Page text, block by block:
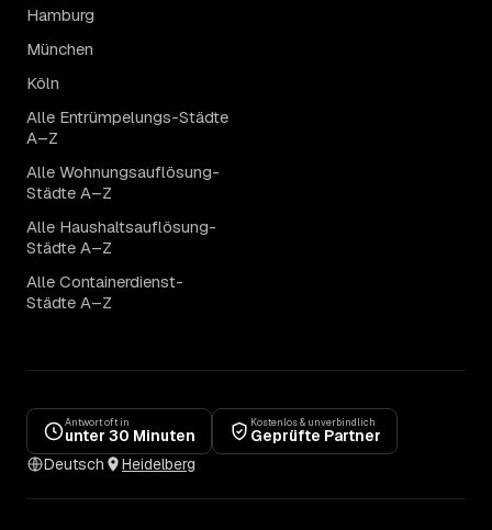
Hamburg
München
Köln
Alle Entrümpelungs-Städte
A–Z
Alle Wohnungsauflösung-
Städte A–Z
Alle Haushaltsauflösung-
Städte A–Z
Alle Containerdienst-
Städte A–Z
Antwort oft in
unter 30 Minuten
Kostenlos & unverbindlich
Geprüfte Partner
Deutsch
Heidelberg